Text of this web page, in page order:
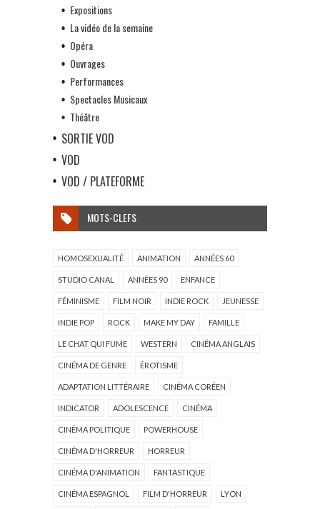
Expositions
La vidéo de la semaine
Opéra
Ouvrages
Performances
Spectacles Musicaux
Théâtre
SORTIE VOD
VOD
VOD / PLATEFORME
MOTS-CLEFS
HOMOSEXUALITÉ ANIMATION ANNÉES 60
STUDIO CANAL ANNÉES 90 ENFANCE
FÉMINISME FILM NOIR INDIE ROCK JEUNESSE
INDIE POP ROCK MAKE MY DAY FAMILLE
LE CHAT QUI FUME WESTERN CINÉMA ANGLAIS
CINÉMA DE GENRE ÉROTISME
ADAPTATION LITTÉRAIRE CINÉMA CORÉEN
INDICATOR ADOLESCENCE CINÉMA
CINÉMA POLITIQUE POWERHOUSE
CINÉMA D'HORREUR HORREUR
CINÉMA D'ANIMATION FANTASTIQUE
CINÉMA ESPAGNOL FILM D'HORREUR LYON